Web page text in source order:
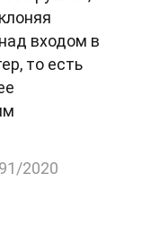
входом в
то есть
2020